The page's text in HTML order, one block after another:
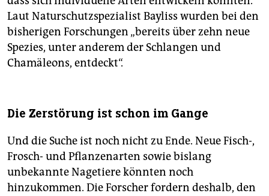
Laut Naturschutzspezialist Bayliss wurden bei den
bisherigen Forschungen „bereits über zehn neue
Spezies, unter anderem der Schlangen und
Chamäleons, entdeckt“.
Die Zerstörung ist schon im Gange
Und die Suche ist noch nicht zu Ende. Neue Fisch-,
Frosch- und Pflanzenarten sowie bislang
unbekannte Nagetiere könnten noch
hinzukommen. Die Forscher fordern deshalb, den